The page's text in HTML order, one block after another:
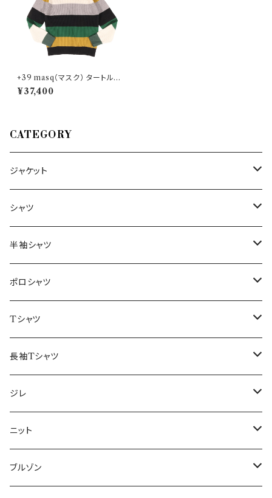
+39 masq（マスク） タートルネ
ックセーター 9128-7-00 320
88
¥37,400
CATEGORY
ジャケット
～44/S
46/M
48/L
50/XL～
シャツ
～44/S
46/M
48/L
50/XL～
半袖シャツ
～44/S
46/M
48/L
50/XL～
ポロシャツ
～44/S
46/M
48/L
50/XL～
Tシャツ
～44/S
46/M
48/L
50/XL～
長袖Tシャツ
～44/S
46/M
48/L
ジレ
～44/S
46/M
ニット
～44/S
ブルゾン